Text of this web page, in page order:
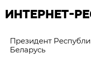
ИНТЕРНЕТ-
Президент
Беларусь